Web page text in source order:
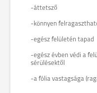
-áttetsző
-könnyen
-egész felületén tapad
-egész évben védi a
sérülésektől
-a fólia vastagsága